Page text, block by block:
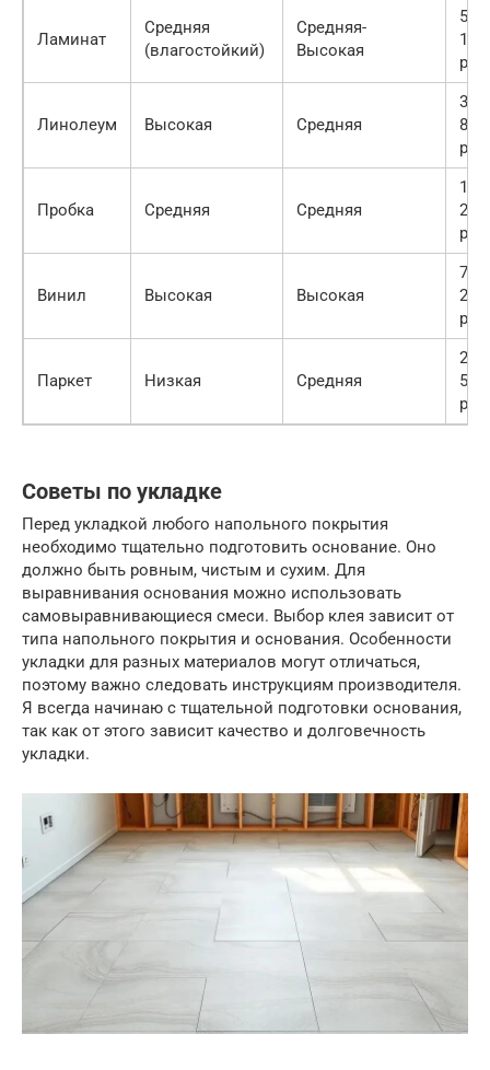
Ламинат
Средняя
(влагостойкий)
Средняя-
Высокая
500-
руб.
Линолеум Высокая Средняя
300-
800
руб.
Пробка Средняя Средняя
руб.
Винил Высокая Высокая
700-
руб.
Паркет Низкая Средняя
руб.
Советы по укладке
Перед укладкой любого напольного покрытия
необходимо тщательно подготовить основание. Оно
должно быть ровным, чистым и сухим. Для
выравнивания основания можно использовать
самовыравнивающиеся смеси. Выбор клея зависит от
типа напольного покрытия и основания. Особенности
укладки для разных материалов могут отличаться,
поэтому важно следовать инструкциям производителя.
Я всегда начинаю с тщательной подготовки основания,
так как от этого зависит качество и долговечность
укладки.